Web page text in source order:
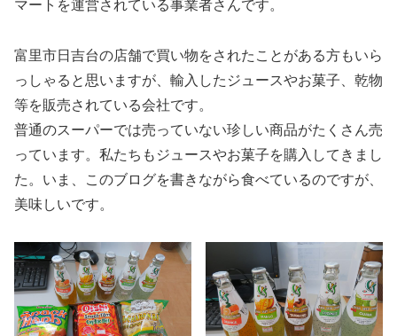
マートを運営されている事業者さんです。
富里市日吉台の店舗で買い物をされたことがある方もいら
っしゃると思いますが、輸入したジュースやお菓子、乾物
等を販売されている会社です。
普通のスーパーでは売っていない珍しい商品がたくさん売
っています。私たちもジュースやお菓子を購入してきまし
た。いま、このブログを書きながら食べているのですが、
美味しいです。